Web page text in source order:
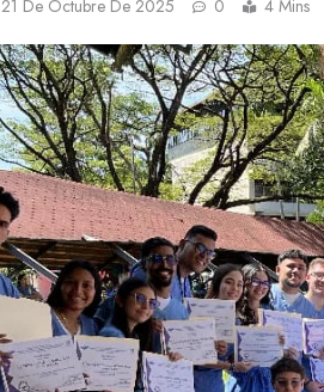
21 De Octubre De 2025 0 4 Mins